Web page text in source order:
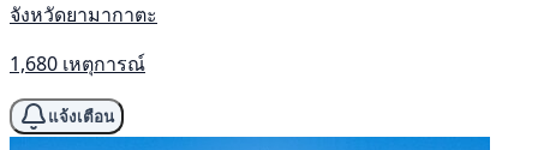
จังหวัดยามากาตะ
1,680 เหตุการณ์
แจ้งเตือน